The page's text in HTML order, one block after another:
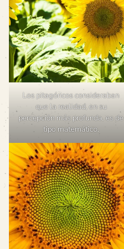
Los pitagóricos consideraban
que la realidad, en su
percepción más profunda, es de
tipo matemático.